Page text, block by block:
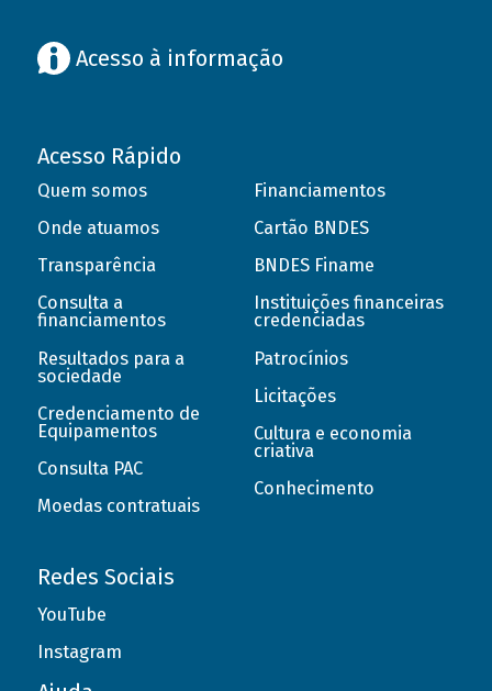
Acesso à informação
Acesso Rápido
Quem somos
Onde atuamos
Transparência
Consulta a
financiamentos
Resultados para a
sociedade
Credenciamento de
Equipamentos
Consulta PAC
Moedas contratuais
Financiamentos
Cartão BNDES
BNDES Finame
Instituições financeiras
credenciadas
Patrocínios
Licitações
Cultura e economia
criativa
Conhecimento
Redes Sociais
YouTube
Instagram